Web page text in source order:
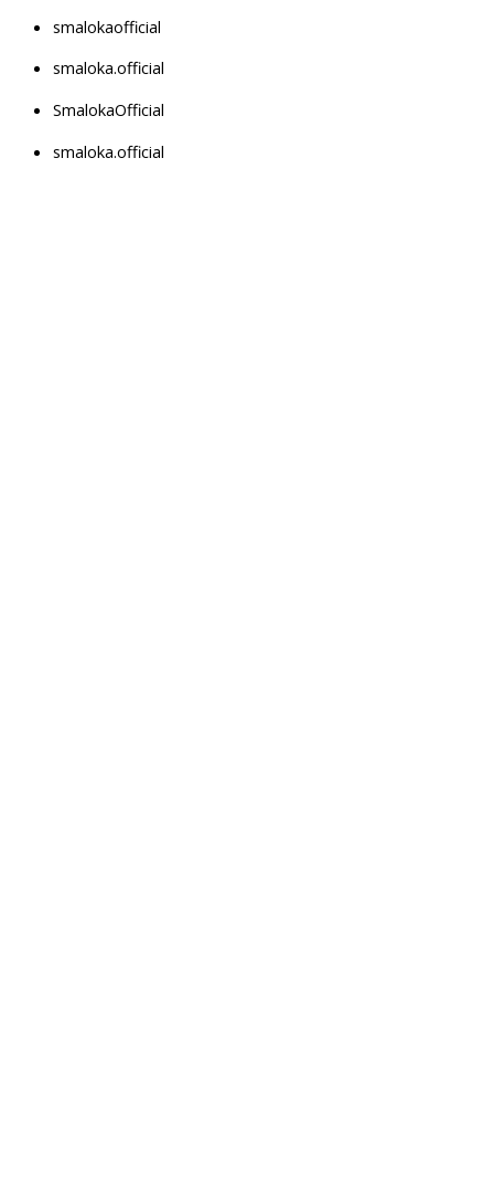
smalokaofficial
smaloka.official
SmalokaOfficial
smaloka.official